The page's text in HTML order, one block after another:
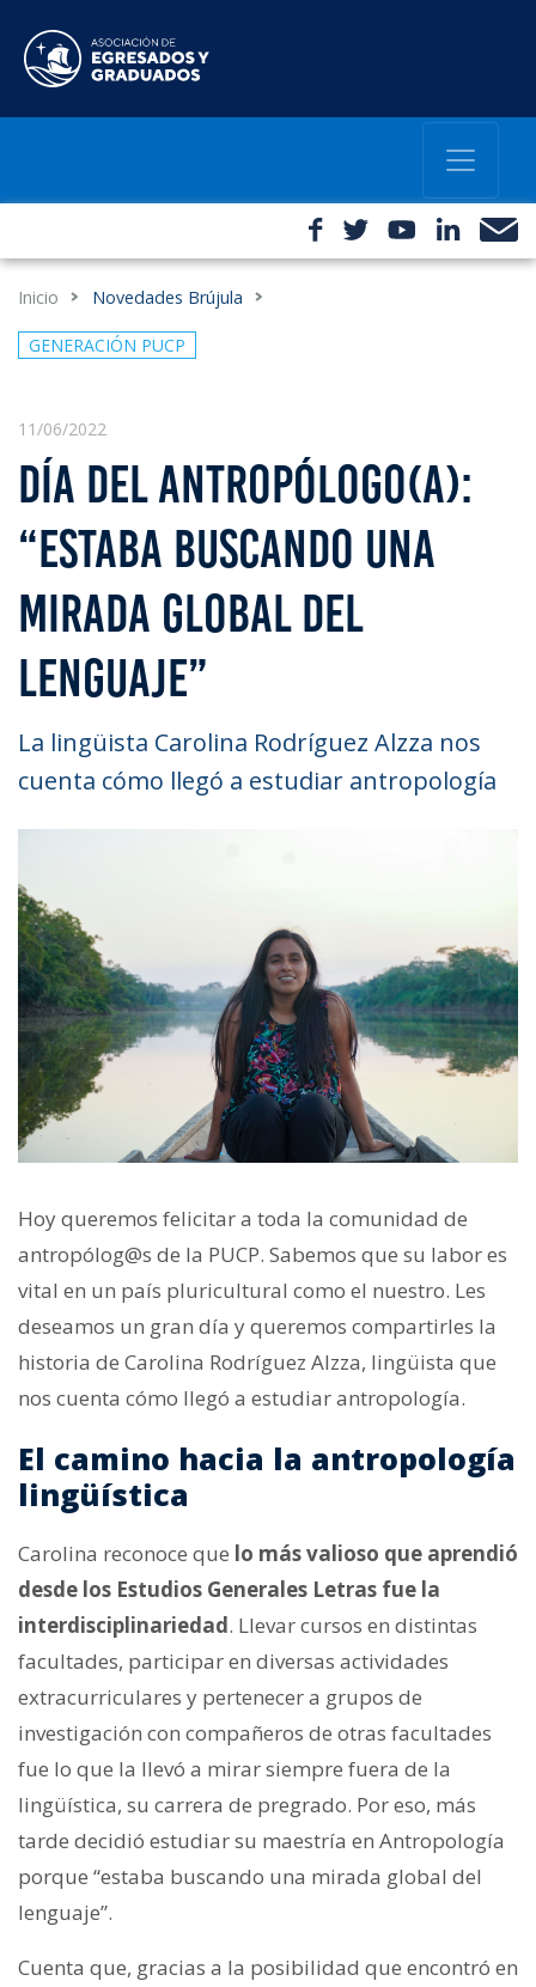
Inicio Novedades Brújula
GENERACIÓN PUCP
11/06/2022
DÍA DEL ANTROPÓLOGO(A):
“ESTABA BUSCANDO UNA
MIRADA GLOBAL DEL
LENGUAJE”
La lingüista Carolina Rodríguez Alzza nos
cuenta cómo llegó a estudiar antropología
Hoy queremos felicitar a toda la comunidad de
antropólog@s de la PUCP. Sabemos que su labor es
vital en un país pluricultural como el nuestro. Les
deseamos un gran día y queremos compartirles la
historia de Carolina Rodríguez Alzza, lingüista que
nos cuenta cómo llegó a estudiar antropología.
El camino hacia la antropología
lingüística
Carolina reconoce que lo más valioso que aprendió
desde los Estudios Generales Letras fue la
interdisciplinariedad. Llevar cursos en distintas
facultades, participar en diversas actividades
extracurriculares y pertenecer a grupos de
investigación con compañeros de otras facultades
fue lo que la llevó a mirar siempre fuera de la
lingüística, su carrera de pregrado. Por eso, más
tarde decidió estudiar su maestría en Antropología
porque “estaba buscando una mirada global del
lenguaje”.
Cuenta que, gracias a la posibilidad que encontró en